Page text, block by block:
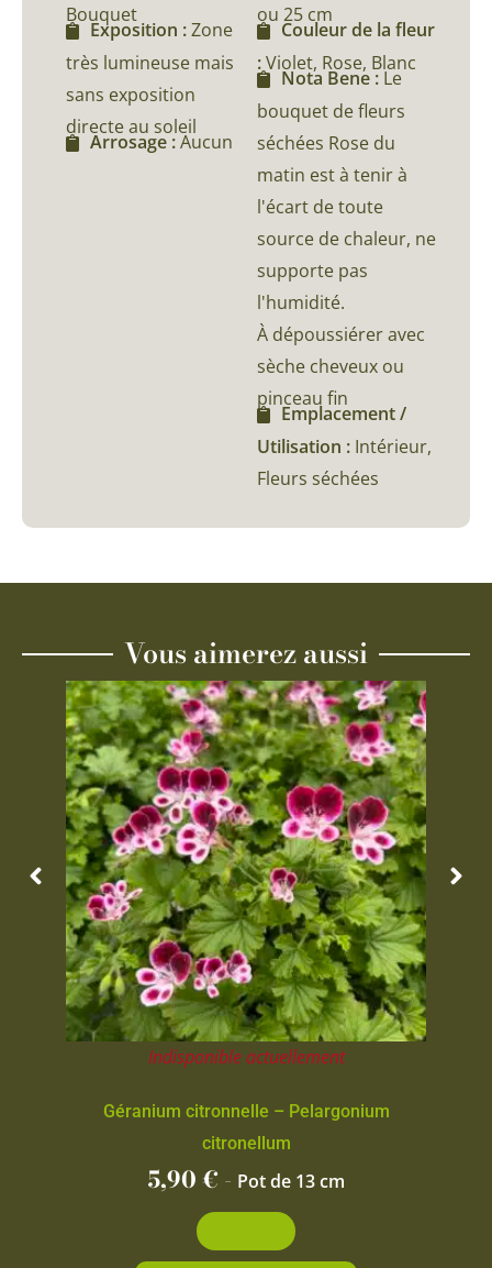
Bouquet
Exposition :Zone
très lumineuse mais
sans exposition
directe au soleil
Arrosage :Aucun
ou 25 cm
Couleur de la fleur
:Violet, Rose, Blanc
Nota Bene : Le
bouquet de fleurs
séchées Rose du
matin est à tenir à
l'écart de toute
source de chaleur, ne
supporte pas
l'humidité.
À dépoussiérer avec
sèche cheveux ou
pinceau fin
Emplacement /
Utilisation : Intérieur,
Fleurs séchées
Vous aimerez aussi
Indisponible actuellement
Géranium citronnelle – Pelargonium
citronellum
5,90€ - Pot de 13 cm